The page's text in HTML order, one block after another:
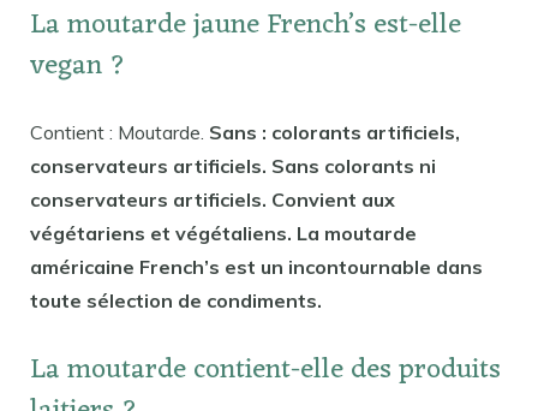
La moutarde jaune French’s est-elle
vegan ?
Contient : Moutarde. Sans : colorants artificiels,
conservateurs artificiels. Sans colorants ni
conservateurs artificiels. Convient aux
végétariens et végétaliens. La moutarde
américaine French’s est un incontournable dans
toute sélection de condiments.
La moutarde contient-elle des produits